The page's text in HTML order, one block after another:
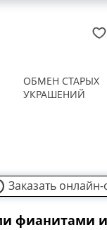
ОБМЕН СТАРЫХ
УКРАШЕНИЙ
Заказать
фианитами